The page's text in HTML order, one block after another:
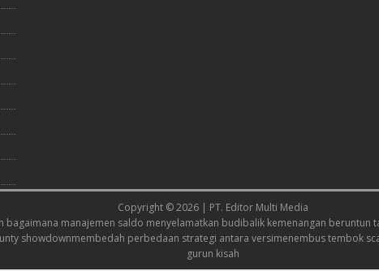
Copyright © 2026 | PT. Editor Multi Media
bagaimana manajemen saldo menyelamatkan budibalik kemenangan beruntun
showdownmembedah perbedaan strategi antara versimenembus tembok
gurun kisah